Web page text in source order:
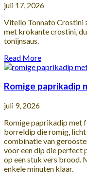
juli 17, 2026
Vitello Tonnato Crostini
met krokante crostini,
tonijnsaus.
Read More
Romige paprikadip
juli 9, 2026
Romige paprikadip met
borreldip die romig, licht
combinatie van
voor een dip die perfect
op een stuk vers brood.
enkele minuten klaar.